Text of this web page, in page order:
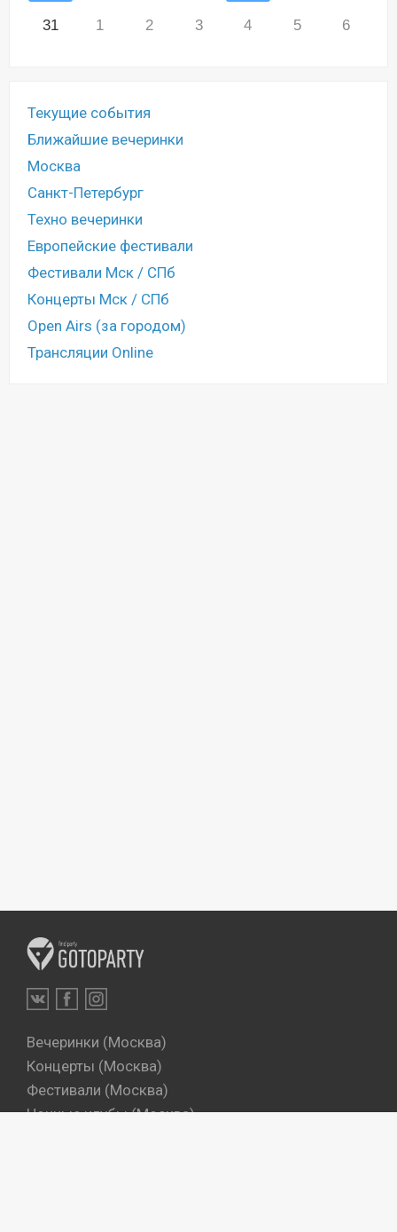
31 1 2 3 4 5 6
Текущие события
Ближайшие вечеринки
Москва
Санкт-Петербург
Техно вечеринки
Европейские фестивали
Фестивали Мск / СПб
Концерты Мск / СПб
Open Airs (за городом)
Трансляции Online
Вечеринки (Москва)
Концерты (Москва)
Фестивали (Москва)
Ночные клубы (Москва)